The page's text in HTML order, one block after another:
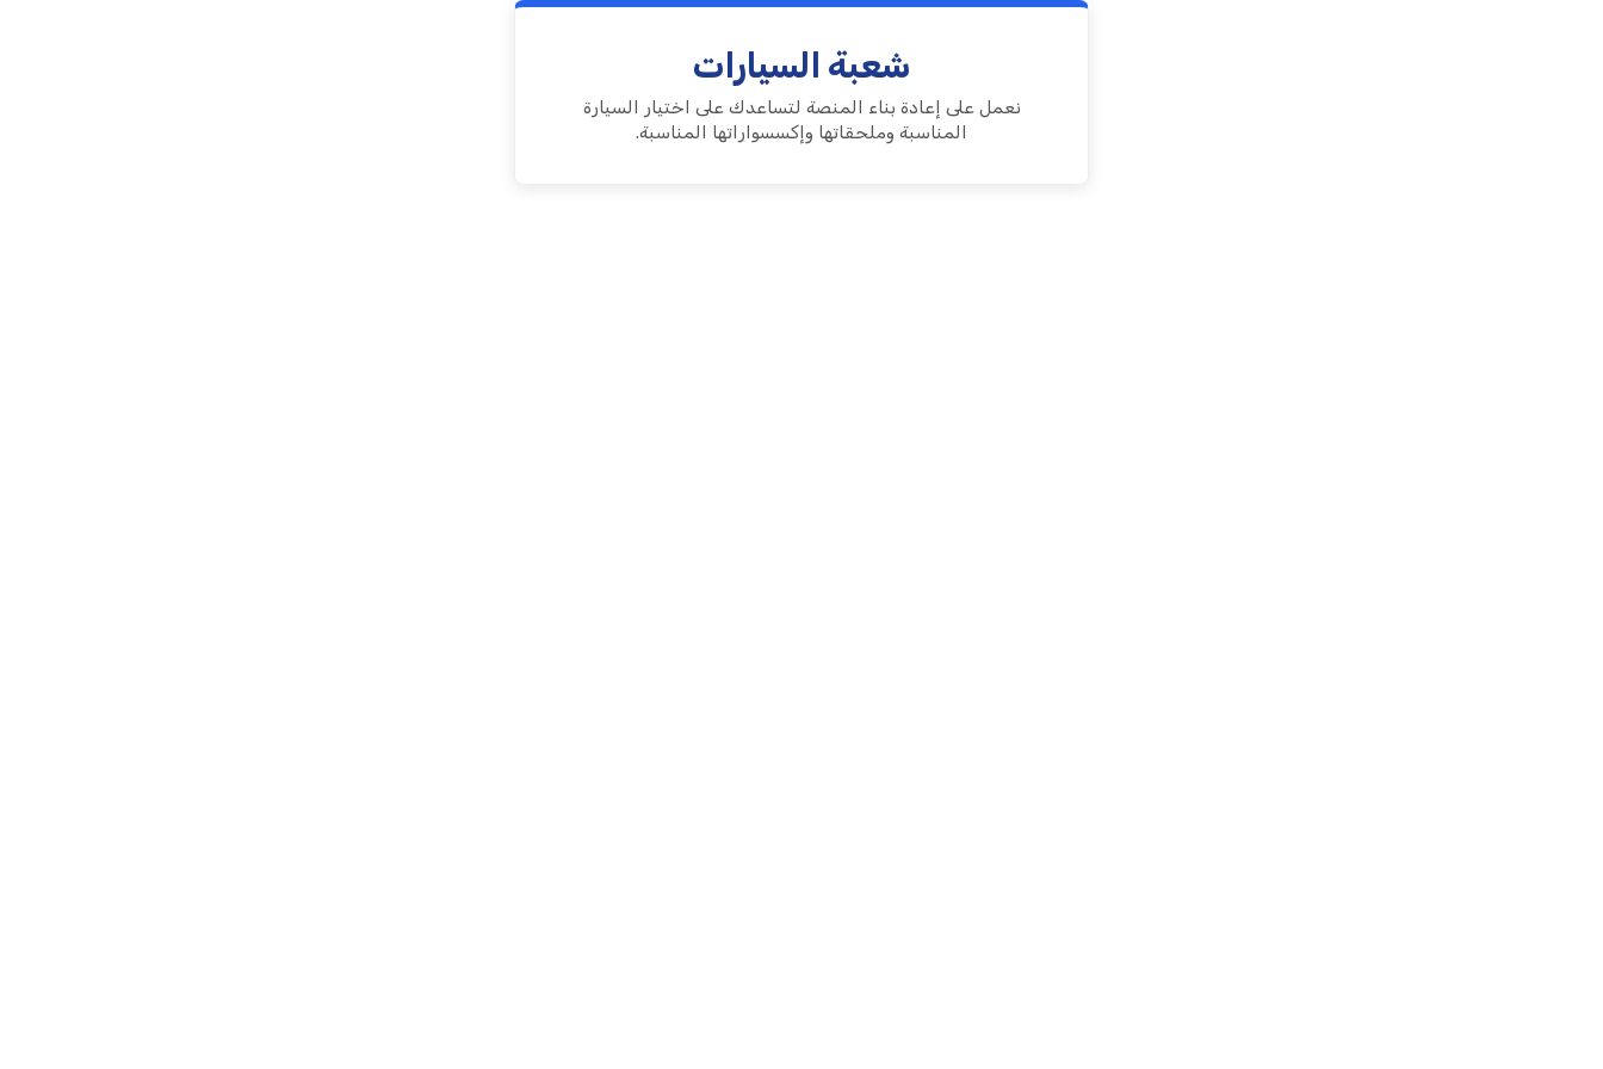
شعبة السيارات
نعمل على إعادة بناء المنصة لتساعدك على اختيار السيارة
المناسبة وملحقاتها وإكسسواراتها المناسبة.